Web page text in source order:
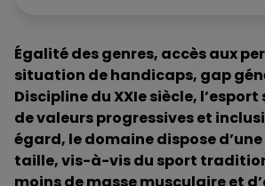
Égalité des genres, accès aux
situation de handicaps, gap
Discipline du XXIe siècle,
de valeurs progressives et
égard, le domaine dispose
taille, vis-à-vis du sport
moins de masse musculaire et